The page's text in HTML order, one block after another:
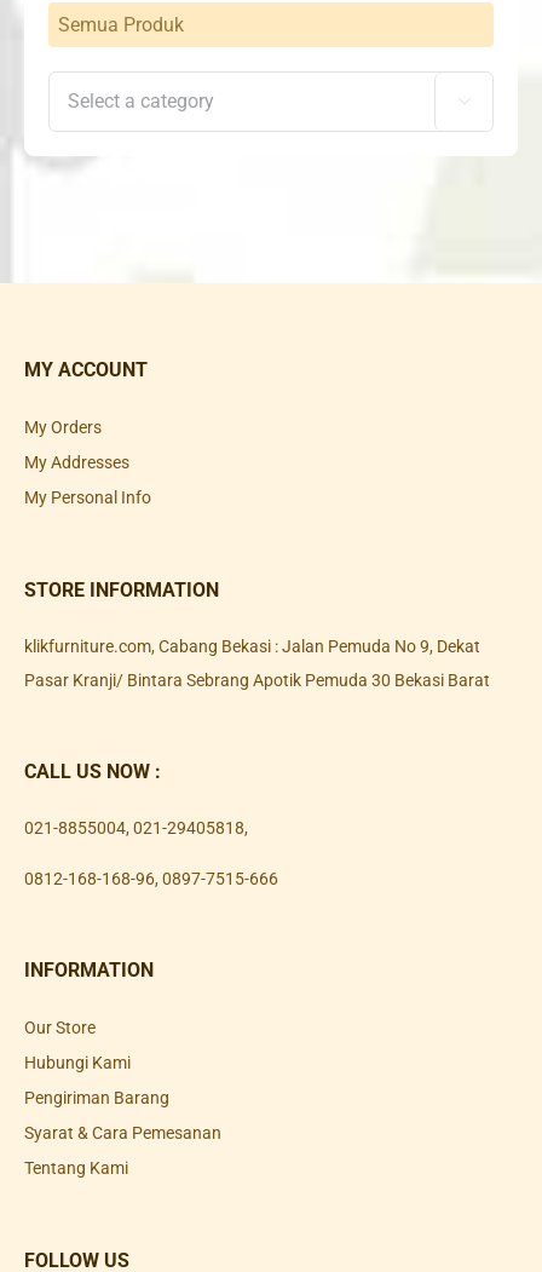
Semua Produk

MY ACCOUNT
My Orders
My Addresses
My Personal Info
STORE INFORMATION
klikfurniture.com, Cabang Bekasi : Jalan Pemuda No 9, Dekat
Pasar Kranji/ Bintara Sebrang Apotik Pemuda 30 Bekasi Barat
CALL US NOW :
021-8855004, 021-29405818,
0812-168-168-96, 0897-7515-666
INFORMATION
Our Store
Hubungi Kami
Pengiriman Barang
Syarat & Cara Pemesanan
Tentang Kami
FOLLOW US